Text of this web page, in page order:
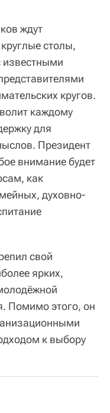
ждут
столы,
известными
кругов.
каждому
для
Президент
внимание будет
как
духовно-
свой
ярких,
Помимо этого, он
к выбору